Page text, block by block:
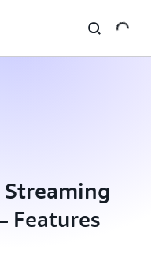
Features